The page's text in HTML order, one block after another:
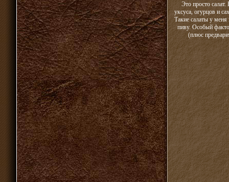
Это просто
уксуса, огурцов и
Такие салаты у
пиву. Особый
(плюс